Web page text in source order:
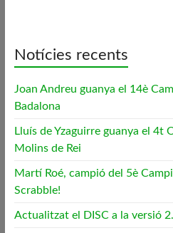
Notícies recents
Joan Andreu guanya el 14è
Badalona
Lluís de Yzaguirre guanya el 4t
Molins de Rei
Martí Roé, campió del 5è
Scrabble!
Actualitzat el DISC a la versió